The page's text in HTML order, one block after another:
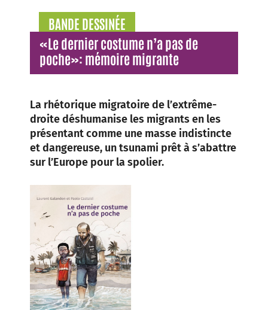
BANDE DESSINÉE
«Le dernier costume n’a pas de
poche»: mémoire migrante
La rhétorique migratoire de l’extrême-
droite déshumanise les migrants en les
présentant comme une masse indistincte
et dangereuse, un tsunami prêt à s’abattre
sur l’Europe pour la spolier.